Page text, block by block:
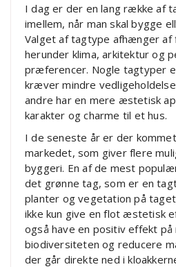
I dag er der en lang række af
imellem, når man skal bygge
Valget af tagtype afhænger af
herunder klima, arkitektur og
præferencer. Nogle tagtyper
kræver mindre
andre har en mere æstetisk
karakter og charme til et hus.
I de seneste år er der
markedet, som giver flere
byggeri. En af de mest
det grønne tag, som er en
planter og vegetation på
ikke kun give en flot æstetisk
også have en positiv effekt
biodiversiteten og reducere
der går direkte ned i